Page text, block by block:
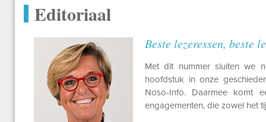
Editoriaal
Beste lezeressen, beste
Met dit nummer sluiten we
hoofdstuk in onze
Noso-Info. Daarmee komt
engagementen, die zowel het